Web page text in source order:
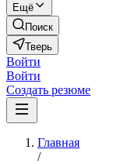
Ещё
Поиск
Тверь
Войти
Войти
Создать резюме
Главная
/